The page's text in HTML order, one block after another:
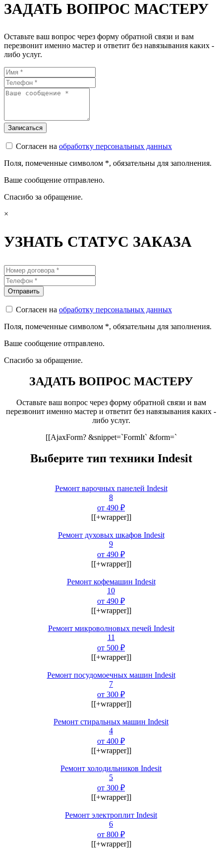
ЗАДАТЬ ВОПРОС МАСТЕРУ
Оставьте ваш вопрос через форму обратной связи и вам
перезвонит именно мастер и ответит без навязывания каких -
либо услуг.
Согласен на обработку персональных данных
Поля, помеченные символом *, обязательны для заполнения.
Ваше сообщение отправлено.
Спасибо за обращение.
×
УЗНАТЬ СТАТУС ЗАКАЗА
Согласен на обработку персональных данных
Поля, помеченные символом *, обязательны для заполнения.
Ваше сообщение отправлено.
Спасибо за обращение.
ЗАДАТЬ ВОПРОС МАСТЕРУ
Оставьте ваш вопрос через форму обратной связи и вам
перезвонит именно мастер и ответит без навязывания каких -
либо услуг.
[[AjaxForm? &snippet=`FormIt` &form=`
Выберите тип техники Indesit
Ремонт варочных панелей Indesit
8
от 490 ₽
[[+wrapper]]
Ремонт духовых шкафов Indesit
9
от 490 ₽
[[+wrapper]]
Ремонт кофемашин Indesit
10
от 490 ₽
[[+wrapper]]
Ремонт микроволновых печей Indesit
11
от 500 ₽
[[+wrapper]]
Ремонт посудомоечных машин Indesit
7
от 300 ₽
[[+wrapper]]
Ремонт стиральных машин Indesit
4
от 400 ₽
[[+wrapper]]
Ремонт холодильников Indesit
5
от 300 ₽
[[+wrapper]]
Ремонт электроплит Indesit
6
от 800 ₽
[[+wrapper]]